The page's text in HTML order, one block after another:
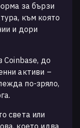
за бързи
към която
и дори
Coinbase, до
активи –
по-зряло,
света или
което идва